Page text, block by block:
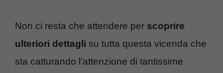
Non ci resta che attendere per scoprire
ulteriori dettagli su tutta questa vicenda che
sta catturando l’attenzione di tantissime